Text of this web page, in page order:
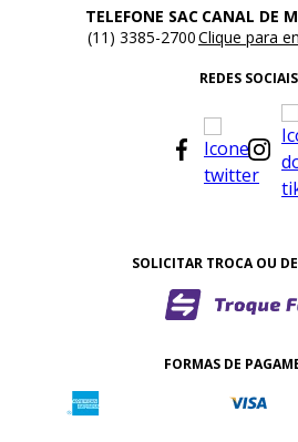
TELEFONE SAC
(11) 3385-2700
CANAL DE
Clique para
REDES SOCIAIS
SOLICITAR TROCA OU
FORMAS DE